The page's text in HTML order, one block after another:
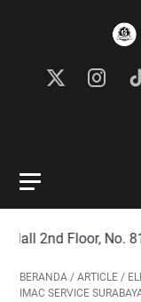
No. 816,
BERANDA / ARTICLE /
IMAC SERVICE